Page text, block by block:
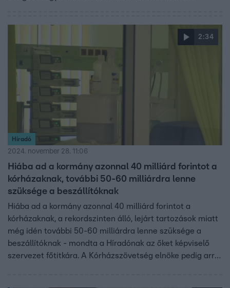
2:34
Híradó
2024. november 28. 11:06
Hiába ad a kormány azonnal 40 milliárd forintot a
kórházaknak, további 50-60 milliárdra lenne
szüksége a beszállítóknak
Hiába ad a kormány azonnal 40 milliárd forintot a
kórházaknak, a rekordszinten álló, lejárt tartozások miatt
még idén további 50-60 milliárdra lenne szüksége a
beszállítóknak - mondta a Híradónak az őket képviselő
szervezet főtitkára. A Kórházszövetség elnöke pedig arról